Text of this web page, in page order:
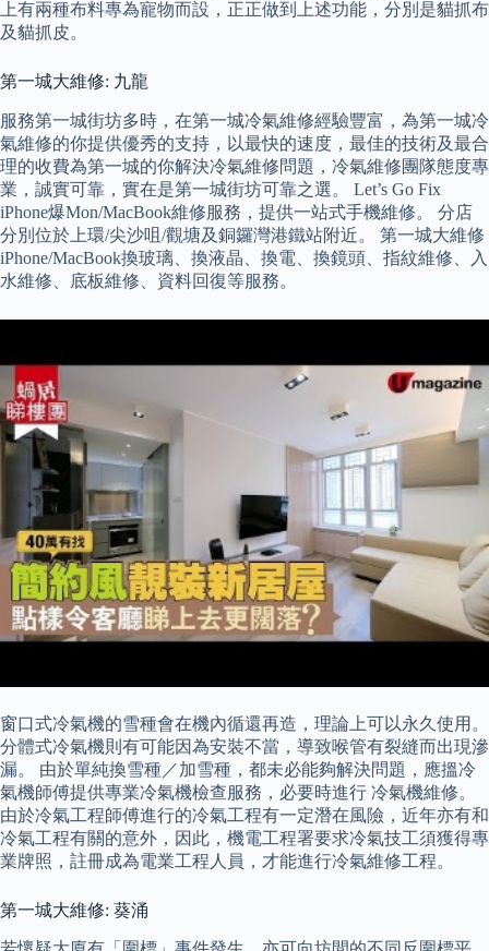
上有兩種布料專為寵物而設，正正做到上述功能，分別是貓抓布
及貓抓皮。
第一城大維修: 九龍
服務第一城街坊多時，在第一城冷氣維修經驗豐富，為第一城冷
氣維修的你提供優秀的支持，以最快的速度，最佳的技術及最合
理的收費為第一城的你解決冷氣維修問題，冷氣維修團隊態度專
業，誠實可靠，實在是第一城街坊可靠之選。 Let’s Go Fix
iPhone爆Mon/MacBook維修服務，提供一站式手機維修。 分店
分別位於上環/尖沙咀/觀塘及銅鑼灣港鐵站附近。 第一城大維修
iPhone/MacBook換玻璃、換液晶、換電、換鏡頭、指紋維修、入
水維修、底板維修、資料回復等服務。
窗口式冷氣機的雪種會在機內循還再造，理論上可以永久使用。
分體式冷氣機則有可能因為安裝不當，導致喉管有裂縫而出現滲
漏。 由於單純換雪種／加雪種，都未必能夠解決問題，應搵冷
氣機師傅提供專業冷氣機檢查服務，必要時進行 冷氣機維修。
由於冷氣工程師傅進行的冷氣工程有一定潛在風險，近年亦有和
冷氣工程有關的意外，因此，機電工程署要求冷氣技工須獲得專
業牌照，註冊成為電業工程人員，才能進行冷氣維修工程。
第一城大維修: 葵涌